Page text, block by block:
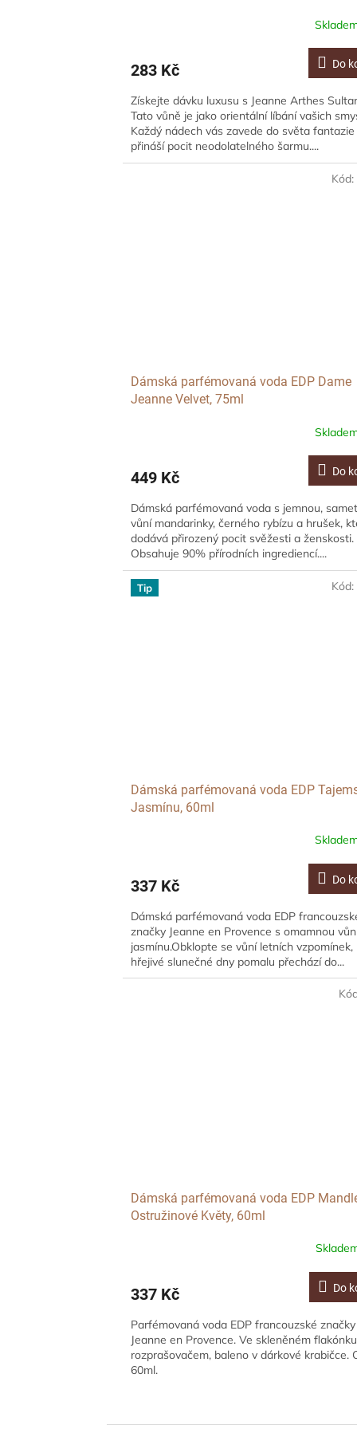
283 Kč Do
Získejte dávku luxusu s Jeanne Arthes
Tato vůně je jako orientální líbání vašich
Každý nádech vás zavede do světa fantazie
přináší pocit neodolatelného šarmu....
Dámská parfémovaná voda EDP Dame
Jeanne Velvet, 75ml
449 Kč Do
Dámská parfémovaná voda s jemnou,
vůní mandarinky, černého rybízu a hrušek,
dodává přirozený pocit svěžesti a ženskosti.
Obsahuje 90% přírodních ingrediencí....
Kód:
Tip
Dámská parfémovaná voda EDP
Jasmínu, 60ml
337 Kč Do
Dámská parfémovaná voda EDP
značky Jeanne en Provence s omamnou
jasmínu.Obklopte se vůní letních vzpomínek,
hřejivé slunečné dny pomalu přechází do...
Kód:
Dámská parfémovaná voda EDP
Ostružinové Květy, 60ml
337 Kč Do
Parfémovaná voda EDP francouzské značky
Jeanne en Provence. Ve skleněném
rozprašovačem, baleno v dárkové krabičce.
60ml.